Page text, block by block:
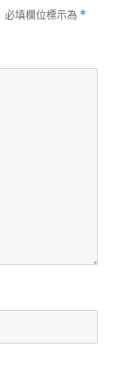
必填欄位標示為 *